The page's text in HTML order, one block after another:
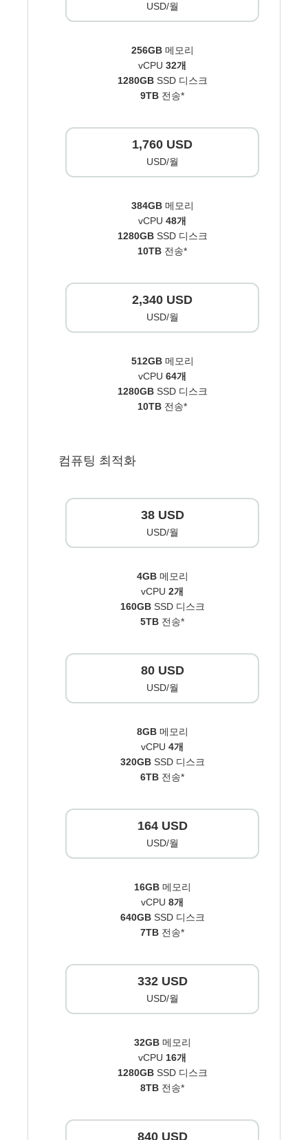
USD/월
256GB메모리
vCPU 32개
1280GBSSD 디스크
9TB 전송*
1,760 USD
USD/월
384GB메모리
vCPU 48개
1280GBSSD 디스크
10TB 전송*
2,340 USD
USD/월
512GB메모리
vCPU 64개
1280GBSSD 디스크
10TB 전송*
컴퓨팅 최적화
38 USD
USD/월
4GB 메모리
vCPU 2개
160GBSSD 디스크
5TB 전송*
80 USD
USD/월
8GB메모리
vCPU 4개
320GBSSD 디스크
6TB 전송*
164 USD
USD/월
16GB메모리
vCPU 8개
640GBSSD 디스크
7TB 전송*
332 USD
USD/월
32GB메모리
vCPU 16개
1280GBSSD 디스크
8TB 전송*
840 USD